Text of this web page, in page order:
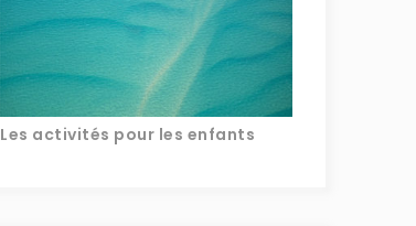
Les activités pour les enfants